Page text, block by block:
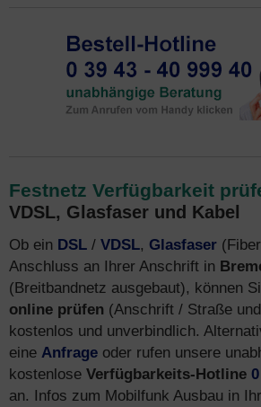
Festnetz Verfügbarkeit
VDSL, Glasfaser und Kabel
Ob ein DSL / VDSL, Glasfaser
Anschluss an Ihrer Anschrift in
(Breitbandnetz ausgebaut), können
online prüfen (Anschrift / Straße
kostenlos und unverbindlich.
eine Anfrage oder rufen unsere
kostenlose Verfügbarkeits-Hotline
an. Infos zum Mobilfunk Ausbau in